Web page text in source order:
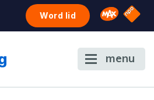
Word lid Omroep
NPO
menu